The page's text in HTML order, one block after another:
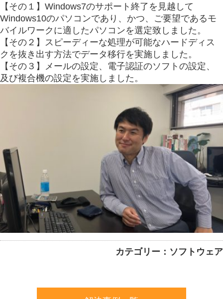
【その１】Windows7のサポート終了を見越して
Windows10のパソコンであり、かつ、ご要望であるモ
バイルワークに適したパソコンを選定致しました。
【その２】スピーディーな処理が可能なハードディス
クを抜き出す方法でデータ移行を実施しました。
【その３】メールの設定、電子認証のソフトの設定、
及び複合機の設定を実施しました。
カテゴリー：ソフトウェア